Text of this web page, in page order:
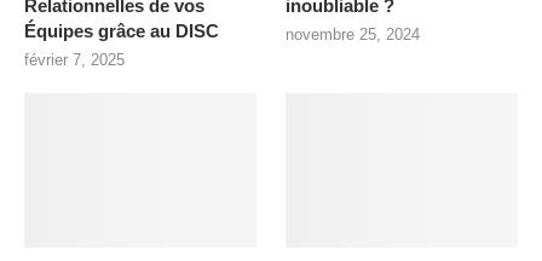
Relationnelles de vos
Équipes grâce au DISC
février 7, 2025
inoubliable ?
novembre 25, 2024